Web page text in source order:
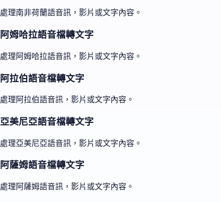
處理南非荷蘭語音訊，影片或文字內容。
阿姆哈拉語音檔轉文字
處理阿姆哈拉語音訊，影片或文字內容。
阿拉伯語音檔轉文字
處理阿拉伯語音訊，影片或文字內容。
亞美尼亞語音檔轉文字
處理亞美尼亞語音訊，影片或文字內容。
阿薩姆語音檔轉文字
處理阿薩姆語音訊，影片或文字內容。